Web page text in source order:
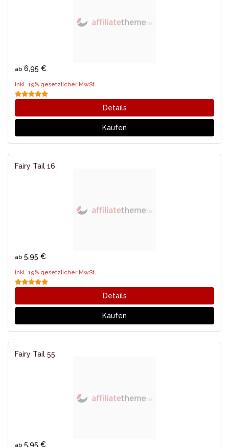
ab 6,95 €
inkl. 19% gesetzlicher MwSt.
Details
Kaufen
Fairy Tail 16
ab 5,95 €
inkl. 19% gesetzlicher MwSt.
Details
Kaufen
Fairy Tail 55
ab 5,95 €